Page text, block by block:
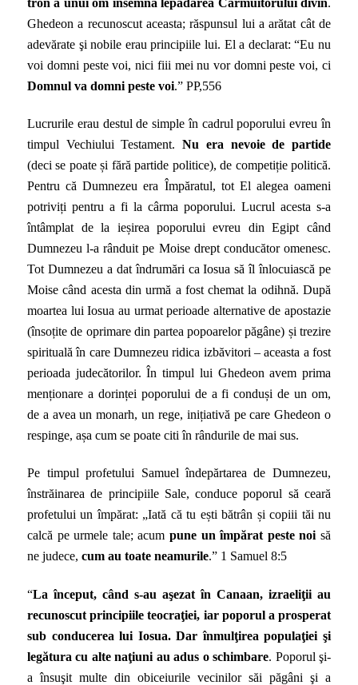
tron a unui om însemna lepădarea Cârmuitorului divin.
Ghedeon a recunoscut aceasta; răspunsul lui a arătat cât de
adevărate şi nobile erau principiile lui. El a declarat: “Eu nu
voi domni peste voi, nici fiii mei nu vor domni peste voi, ci
Domnul va domni peste voi.” PP,556
Lucrurile erau destul de simple în cadrul poporului evreu în
timpul Vechiului Testament.Nu era nevoie de partide
(deci se poate și fără partide politice), de competiție politică.
Pentru că Dumnezeu era Împăratul, tot El alegea oameni
potriviți pentru a fi la cârma poporului. Lucrul acesta s-a
întâmplat de la ieșirea poporului evreu din Egipt când
Dumnezeu l-a rânduit pe Moise drept conducător omenesc.
Tot Dumnezeu a dat îndrumări ca Iosua să îl înlocuiască pe
Moise când acesta din urmă a fost chemat la odihnă. După
moartea lui Iosua au urmat perioade alternative de apostazie
(însoțite de oprimare din partea popoarelor păgâne) și trezire
spirituală în care Dumnezeu ridica izbăvitori – aceasta a fost
perioada judecătorilor. În timpul lui Ghedeon avem prima
menționare a dorinței poporului de a fi conduși de un om,
de a avea un monarh, un rege, inițiativă pe care Ghedeon o
respinge, așa cum se poate citi în rândurile de mai sus.
Pe timpul profetului Samuel îndepărtarea de Dumnezeu,
înstrăinarea de principiile Sale, conduce poporul să ceară
profetului un împărat: „Iată că tu ești bătrân și copiii tăi nu
calcă pe urmele tale; acum pune un împărat peste noisă
ne judece,cum au toate neamurile.” 1 Samuel 8:5
“La început, când s-au aşezat în Canaan, izraeliţii au
recunoscut principiile teocraţiei, iar poporul a prosperat
sub conducerea lui Iosua. Dar înmulţirea populaţiei şi
legătura cu alte naţiuni au adus o schimbare. Poporul şi-
a însuşit multe din obiceiurile vecinilor săi păgâni şi a